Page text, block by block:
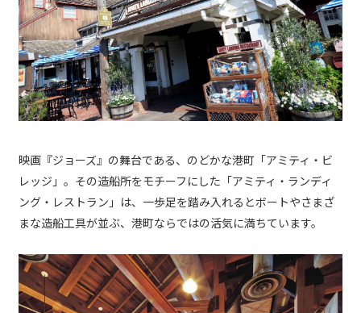
映画『ジョーズ』の舞台である、のどかな港町「アミティ・ビ
レッジ」。その造船所をモチーフにした「アミティ・ランディ
ング・レストラン」は、一歩足を踏み入れるとボートやさまざ
まな造船工具が並ぶ、港町ならではの活気に満ちています。